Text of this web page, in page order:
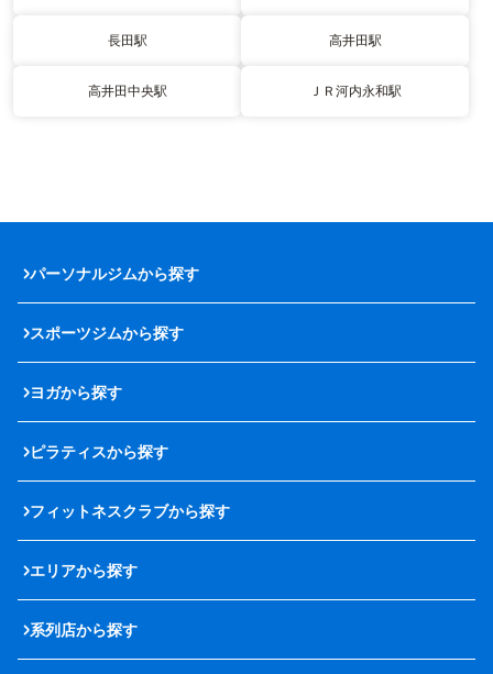
長田駅 高井田駅
高井田中央駅 ＪＲ河内永和駅
パーソナルジムから探す
スポーツジムから探す
ヨガから探す
ピラティスから探す
フィットネスクラブから探す
エリアから探す
系列店から探す